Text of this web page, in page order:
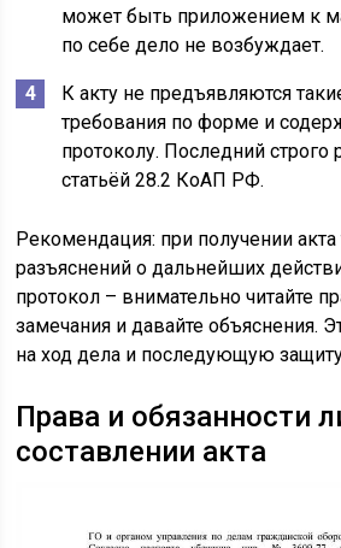
может быть приложением к
по себе дело не возбуждает.
К акту не предъявляются
требования по форме и
протоколу. Последний строго
статьёй 28.2 КоАП РФ.
Рекомендация: при получении акта
разъяснений о дальнейших
протокол – внимательно читайте
замечания и давайте объяснения.
на ход дела и последующую
Права и обязанности
составлении акта